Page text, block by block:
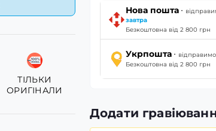
ТІЛЬКИ
ОРИГІНАЛИ
Нова пошта ·
завтра
Безкоштовна від 2 800 грн
Укрпошта · відправимо
Безкоштовна від 2 800 грн
Додати